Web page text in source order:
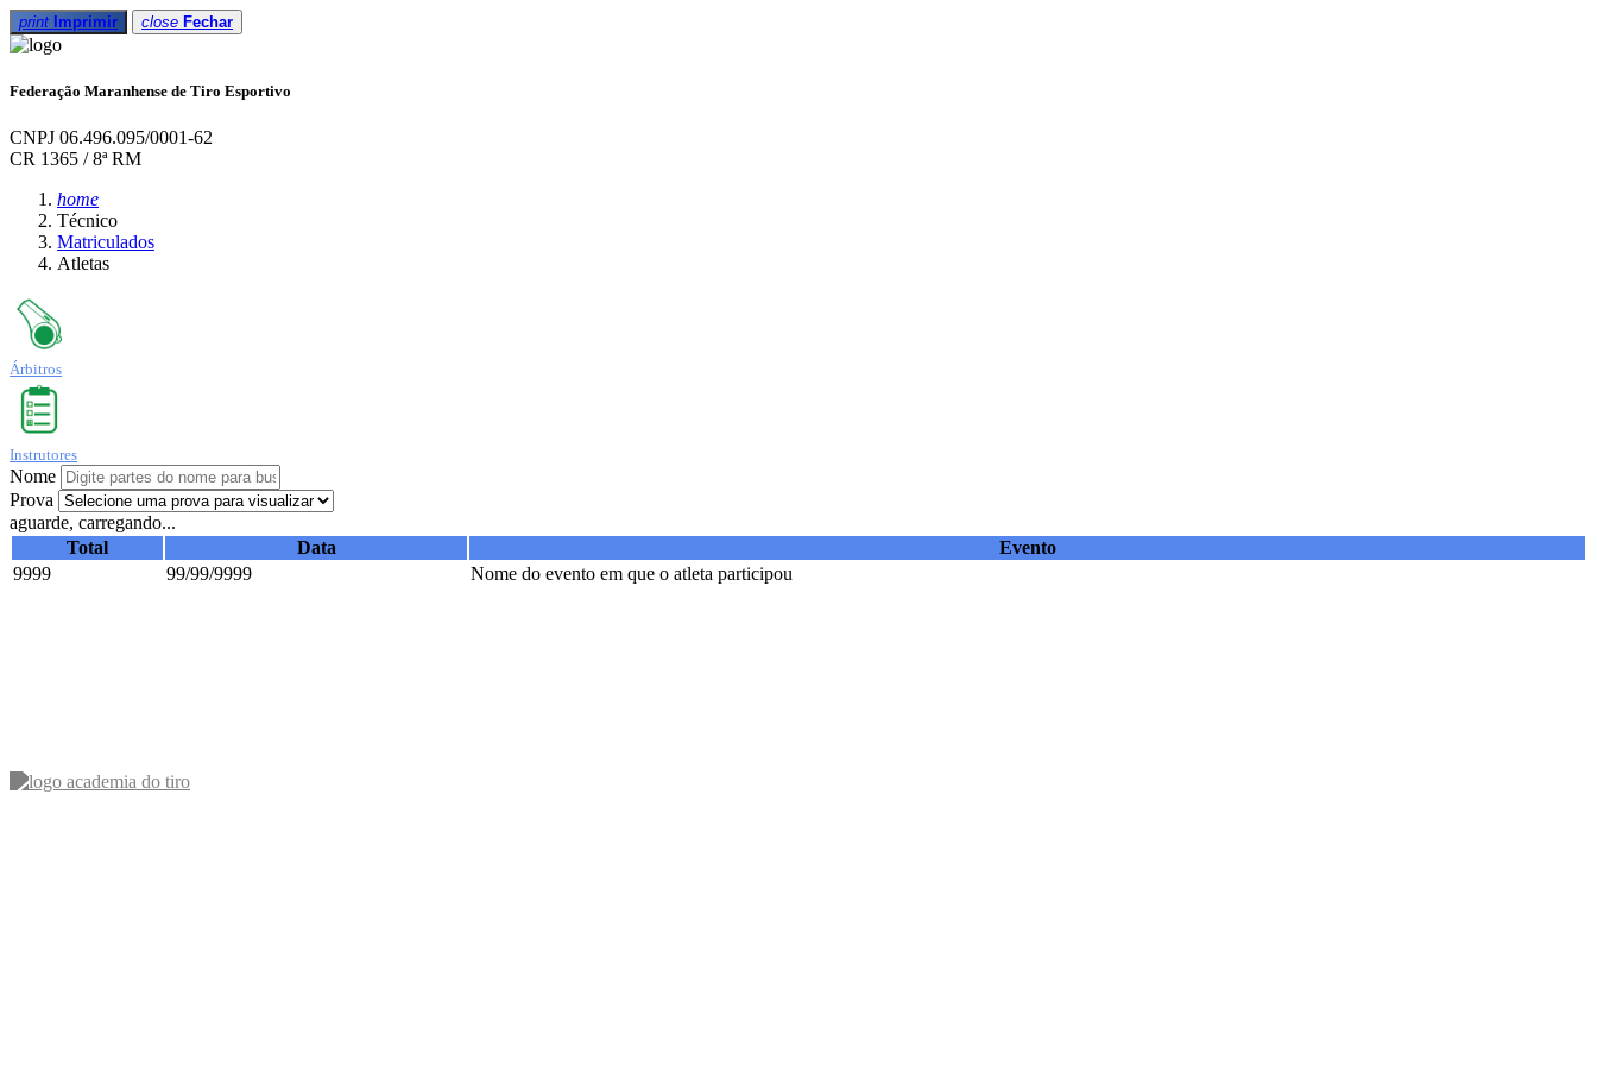
print Imprimir close Fechar
Federação Maranhense de Tiro Esportivo
CNPJ 06.496.095/0001-62
CR 1365 / 8ª RM
home
Técnico
Matriculados
Atletas
Árbitros
Instrutores
Nome
Prova
aguarde, carregando...
Total
Data
Evento
9999
99/99/9999 Nome do evento em que o atleta participou